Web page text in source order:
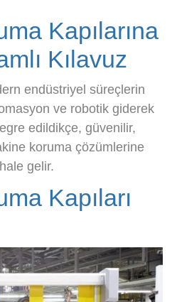
Kapılarına
Kılavuz
endüstriyel süreçlerin
ve robotik giderek
edildikçe, güvenilir,
koruma çözümlerine
gelir.
Kapıları